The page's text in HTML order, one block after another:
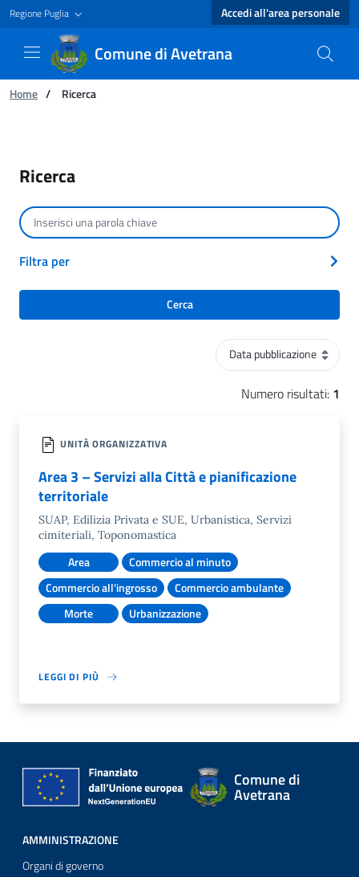
Regione Puglia Accedi all'area personale
Comune di Avetrana
Ti trovi in:
Home / Ricerca
Ricerca
Ordinamento
Numero risultati: 1
UNITÀ ORGANIZZATIVA
Area 3 – Servizi alla Città e pianificazione
territoriale
SUAP, Edilizia Privata e SUE, Urbanistica, Servizi
cimiteriali, Toponomastica
Area
Commercio al minuto
Commercio all'ingrosso
Commercio ambulante
Morte
Urbanizzazione
LEGGI DI PIÙ
Cerca per testo
Filtra per
Cerca
Comune di
Avetrana
AMMINISTRAZIONE
Organi di governo